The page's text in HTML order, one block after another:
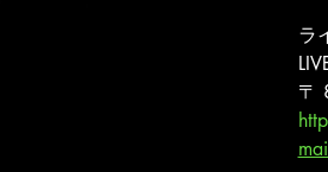
ラ
〒